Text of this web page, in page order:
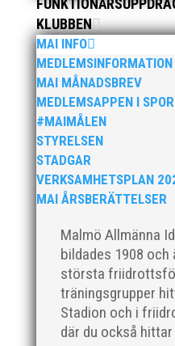
KLUBBEN
MAI INFO
MEDLEMSINFORMATION
MAI MÅNADSBREV
MEDLEMSAPPEN I
#MAIMÅLEN
STYRELSEN
STADGAR
VERKSAMHETSPLAN
MAI ÅRSBERÄTTELSER
Malmö Allmänna
bildades 1908 och
största
träningsgrupper
Stadion och i
där du också
I helgen anordnades
Atleticum, en av MAI:s
och med ungdom, senior
friidrott. De allra yngsta
Tävling". Det blev en
fina resultat med över
Efter en noggrann och
glada att kunna
Peter Karlsson, till vårt